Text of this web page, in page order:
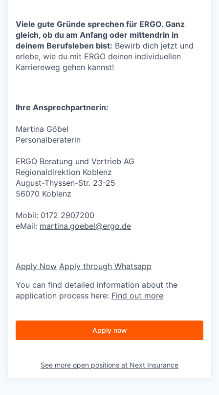
Viele gute Gründe sprechen für ERGO. Ganz
gleich, ob du am Anfang oder mittendrin in
deinem Berufsleben bist: Bewirb dich jetzt und
erlebe, wie du mit ERGO deinen individuellen
Karriereweg gehen kannst!
Ihre Ansprechpartnerin:
Martina Göbel
Personalberaterin
ERGO Beratung und Vertrieb AG
Regionaldirektion Koblenz
August-Thyssen-Str. 23-25
56070 Koblenz
Mobil: 0172 2907200
eMail: martina.goebel@ergo.de
Apply Now Apply through Whatsapp
You can find detailed information about the
application process here: Find out more
Apply now
See more open positions at Next Insurance